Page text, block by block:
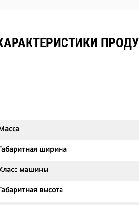
ширина
машины
высота